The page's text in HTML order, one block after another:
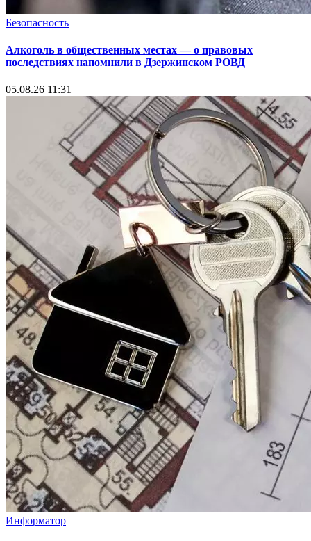
Безопасность
Алкоголь в общественных местах — о правовых
последствиях напомнили в Дзержинском РОВД
05.08.26 11:31
Информатор